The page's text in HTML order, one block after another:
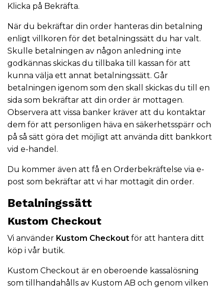
Klicka på Bekräfta.
När du bekräftar din order hanteras din betalning
enligt villkoren för det betalningssätt du har valt.
Skulle betalningen av någon anledning inte
godkännas skickas du tillbaka till kassan för att
kunna välja ett annat betalningssätt. Går
betalningen igenom som den skall skickas du till en
sida som bekräftar att din order är mottagen.
Observera att vissa banker kräver att du kontaktar
dem för att personligen häva en säkerhetsspärr och
på så sätt göra det möjligt att använda ditt bankkort
vid e-handel.
Du kommer även att få en Orderbekräftelse via e-
post som bekräftar att vi har mottagit din order.
Betalningssätt
Kustom Checkout
Vi använder Kustom Checkout för att hantera ditt
köp i vår butik.
Kustom Checkout är en oberoende kassalösning
som tillhandahålls av Kustom AB och genom vilken